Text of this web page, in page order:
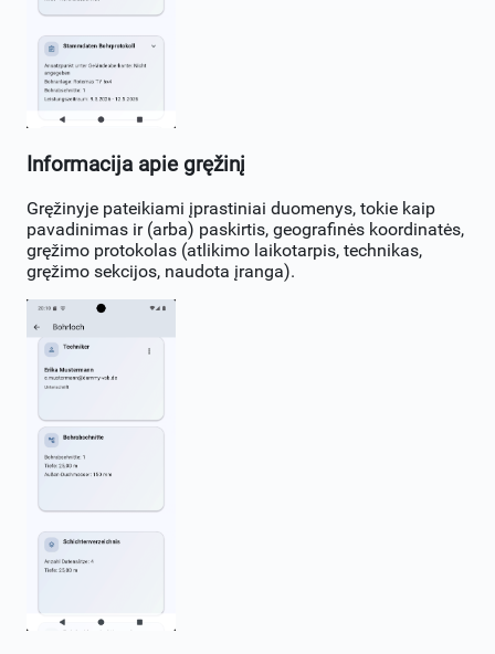
Informacija apie gręžinį
Gręžinyje pateikiami įprastiniai duomenys, tokie kaip
pavadinimas ir (arba) paskirtis, geografinės koordinatės,
gręžimo protokolas (atlikimo laikotarpis, technikas,
gręžimo sekcijos, naudota įranga).